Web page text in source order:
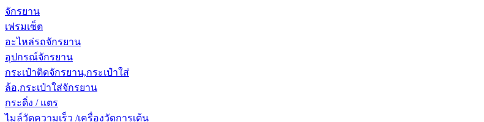
จักรยาน
เฟรมเซ็ต
อะไหล่รถจักรยาน
อุปกรณ์จักรยาน
กระเป๋าติดจักรยาน,กระเป๋าใส่
ล้อ,กระเป๋าใส่จักรยาน
กระดิ่ง / แตร
ไมล์วัดความเร็ว /เครื่องวัดการเต้น